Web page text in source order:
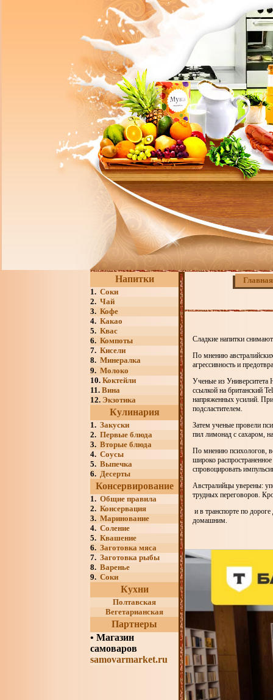
Напитки
1. Соки
2. Чай
3. Кофе
4. Какао
5. Квас
6. Компоты
7. Кисели
8. Минералка
9. Молоко
10. Коктейли
11. Вина
12. Экзотика
Кулинария
1. Закуски
2. Первые блюда
3. Вторые блюда
4. Соусы
5. Выпечка
6. Десерты
Консервирование
1. Общие правила
2. Консервация
3. Маринование
4. Соление
5. Квашение
6. Заготовка мяса
7. Заготовка рыбы
8. Варенье
9. Соки
Кухни
Полтавская
Вегетарианская
Партнеры
• Магазин
самоваров
samovarmarket.ru
Главная
Сладкие напитки
По мнению
агрессивность и
Ученые из Университета
ссылкой на британский
напряженных усилий.
подсластителем.
Затем ученые провели
пил лимонад с сахаром,
По мнению психологов,
широко
спровоцировать
Австралийцы уверены:
трудных переговоров.
и в транспорте по
домашним.